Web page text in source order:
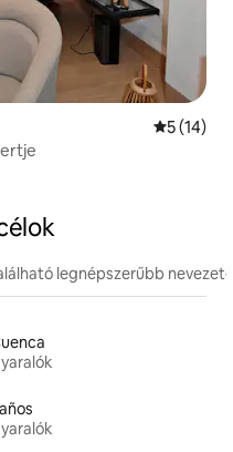
Átlagos
5 (14)
legnépszerűbb